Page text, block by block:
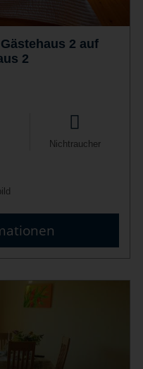
2 auf
2
Nichtraucher